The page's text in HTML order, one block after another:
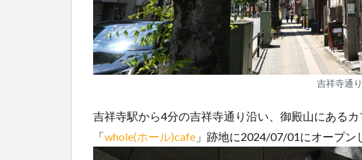
吉祥寺通り
吉祥寺駅から4分の吉祥寺通り沿い、御殿山にある
「whole(ホール)cafe 」跡地に2024/07/01にオープン